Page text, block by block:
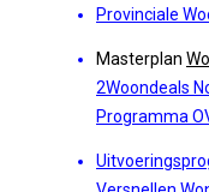
Provinciale
Masterplan
2Woondeals
Programma